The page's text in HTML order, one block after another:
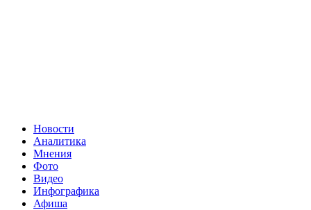
Новости
Аналитика
Мнения
Фото
Видео
Инфографика
Афиша